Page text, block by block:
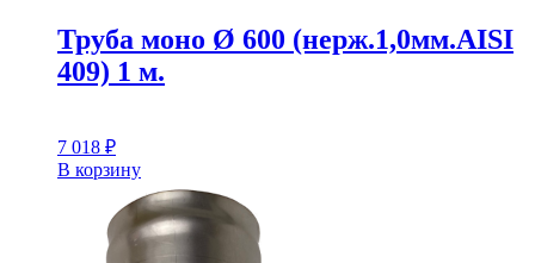
Труба моно Ø 600 (нерж.1,0мм.AISI
409) 1 м.
7 018 ₽
В корзину